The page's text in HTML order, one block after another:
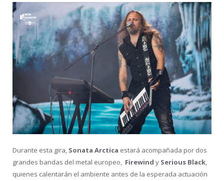
Durante esta gira, Sonata Arctica estará acompañada por dos
grandes bandas del metal europeo, Firewind y Serious Black,
quienes calentarán el ambiente antes de la esperada actuación